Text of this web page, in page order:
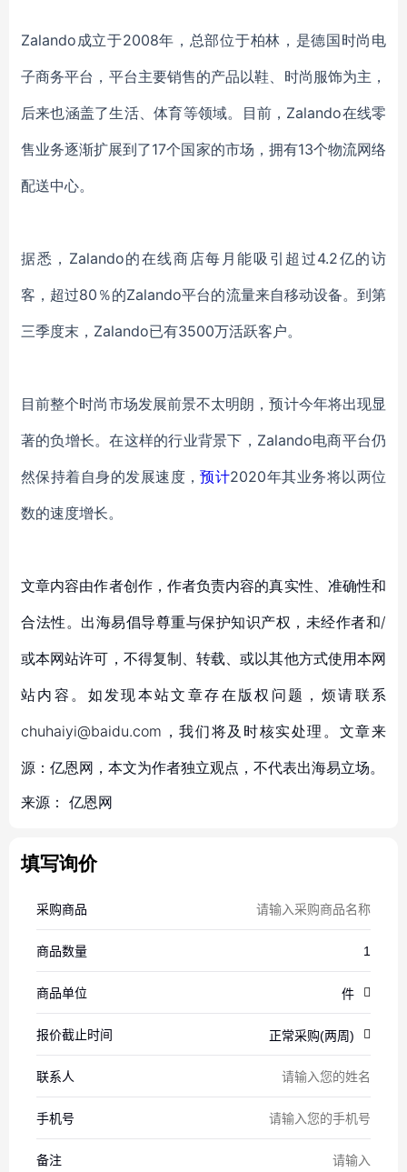
Zalando成立于2008年，总部位于柏林，是德国时尚电
子商务平台，平台主要销售的产品以鞋、时尚服饰为主，
后来也涵盖了生活、体育等领域。目前，Zalando在线零
售业务逐渐扩展到了17个国家的市场，拥有13个物流网络
配送中心。
据悉， Zalando的在线商店每月能吸引超过4.2亿的访
客，超过80％的Zalando平台的流量来自移动设备。到第
三季度末，Zalando已有3500万活跃客户。
目前整个时尚市场发展前景不太明朗，预计今年将出现显
著的负增长。在这样的行业背景下， Zalando电商平台仍
然保持着自身的发展速度，预计2020年其业务将以两位
数的速度增长。
文章内容由作者创作，作者负责内容的真实性、准确性和
合法性。出海易倡导尊重与保护知识产权，未经作者和/
或本网站许可，不得复制、转载、或以其他方式使用本网
站内容。如发现本站文章存在版权问题，烦请联系
chuhaiyi@baidu.com，我们将及时核实处理。文章来
源：亿恩网，本文为作者独立观点，不代表出海易立场。
来源： 亿恩网
填写询价